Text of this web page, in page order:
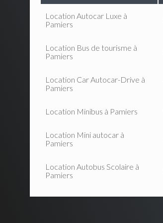
Location Autocar Luxe à
Pamiers
Location Bus de tourisme à
Pamiers
Location Car Autocar-Drive à
Pamiers
Location Minibus à Pamiers
Location Mini autocar à
Pamiers
Location Autobus Scolaire à
Pamiers